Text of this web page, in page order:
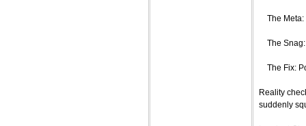
The Meta:
The Snag:
The Fix:
Reality
suddenly